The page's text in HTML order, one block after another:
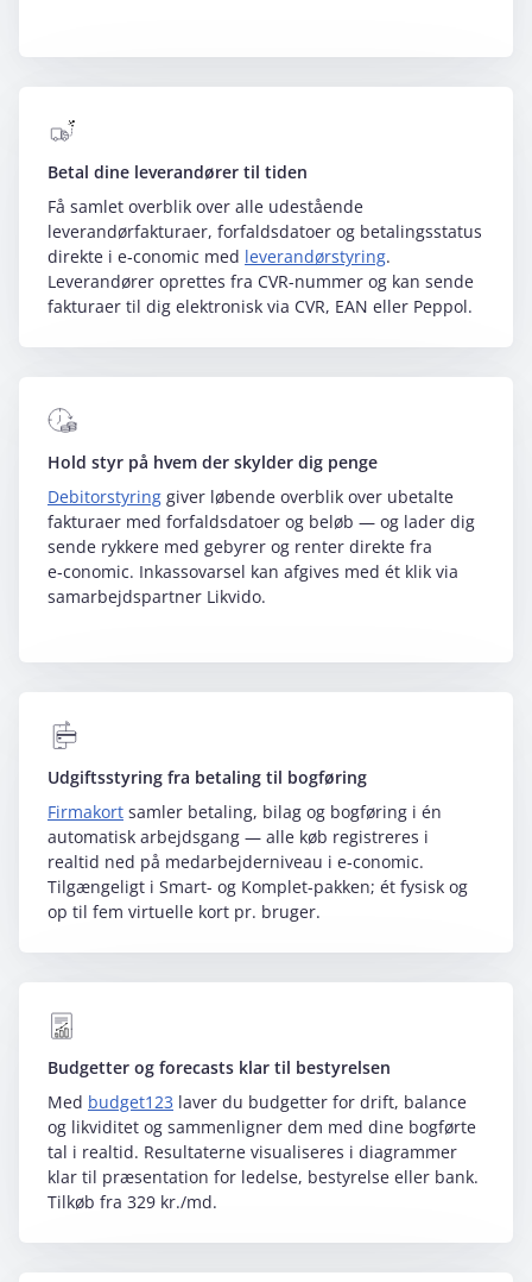
Betal dine leverandører til tiden
Få samlet overblik over alle udestående
leverandørfakturaer, forfaldsdatoer og betalingsstatus
direkte i e‑conomic med leverandørstyring.
Leverandører oprettes fra CVR-nummer og kan sende
fakturaer til dig elektronisk via CVR, EAN eller Peppol.
Hold styr på hvem der skylder dig penge
Debitorstyring giver løbende overblik over ubetalte
fakturaer med forfaldsdatoer og beløb — og lader dig
sende rykkere med gebyrer og renter direkte fra
e‑conomic. Inkassovarsel kan afgives med ét klik via
samarbejdspartner Likvido.
Udgiftsstyring fra betaling til bogføring
Firmakort samler betaling, bilag og bogføring i én
automatisk arbejdsgang — alle køb registreres i
realtid ned på medarbejderniveau i e‑conomic.
Tilgængeligt i Smart- og Komplet-pakken; ét fysisk og
op til fem virtuelle kort pr. bruger.
Budgetter og forecasts klar til bestyrelsen
Med budget123 laver du budgetter for drift, balance
og likviditet og sammenligner dem med dine bogførte
tal i realtid. Resultaterne visualiseres i diagrammer
klar til præsentation for ledelse, bestyrelse eller bank.
Tilkøb fra 329 kr./md.